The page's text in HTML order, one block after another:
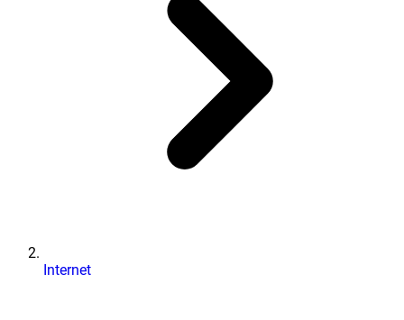
Internet